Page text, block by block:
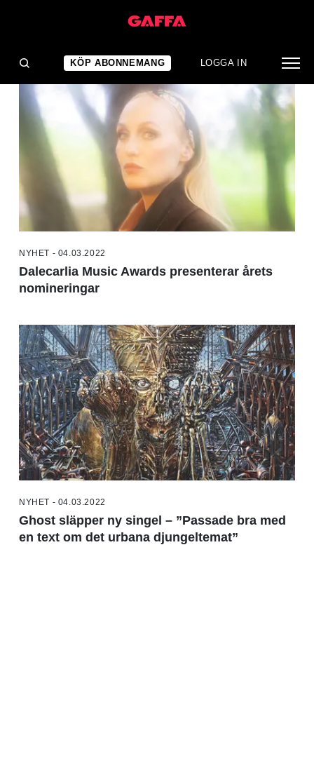
KÖP ABONNEMANG LOGGA IN
NYHET - 04.03.2022
Dalecarlia Music Awards presenterar årets
nomineringar
NYHET - 04.03.2022
Ghost släpper ny singel – ”Passade bra med
en text om det urbana djungeltemat”